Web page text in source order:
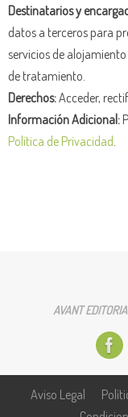
Destinatarios y
datos a terceros para
servicios de
de tratamiento.
Derechos:Acceder,
Información Adicional:
Política de Privacidad
AVANT
Aviso Legal